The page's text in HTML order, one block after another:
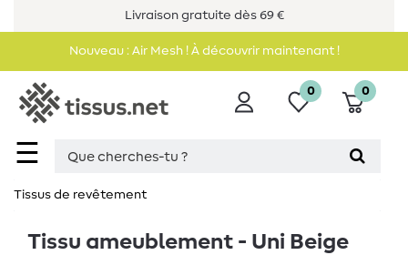
Livraison gratuite dès 69 €
Nouveau : Air Mesh ! À découvrir maintenant !
☰
0 0
Tissus de revêtement
Tissu ameublement - Uni Beige